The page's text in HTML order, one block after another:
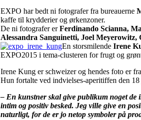
EXPO har bedt ni fotografer fra bureauerne
kaffe til krydderier og ørkenzoner.
De ni fotografer erFerdinando Scianna,
Alessandra Sanguinetti, Joel Meyerowitz,
En storsmilende Irene
EXPO2015 i tema-clusteren for frugt og
Irene Kung er schweizer og hendes foto er
Hun fortalte ved indvielses-aperitiffen den
– En kunstner skal give publikum noget
intim og positiv besked. Jeg ville give en
naturligt, for de er jo netop symboler på